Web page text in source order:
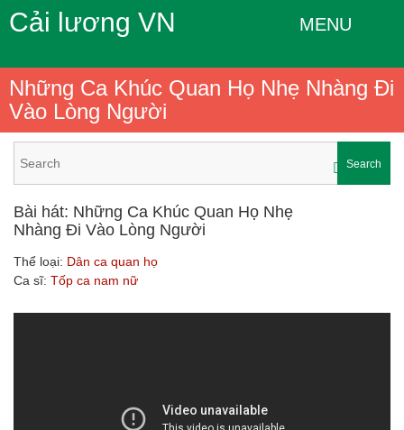
Cải lương VN MENU
Những Ca Khúc Quan Họ Nhẹ Nhàng Đi
Vào Lòng Người
Search
Bài hát: Những Ca Khúc Quan Họ Nhẹ
Nhàng Đi Vào Lòng Người
Thể loại: Dân ca quan họ
Ca sĩ: Tốp ca nam nữ